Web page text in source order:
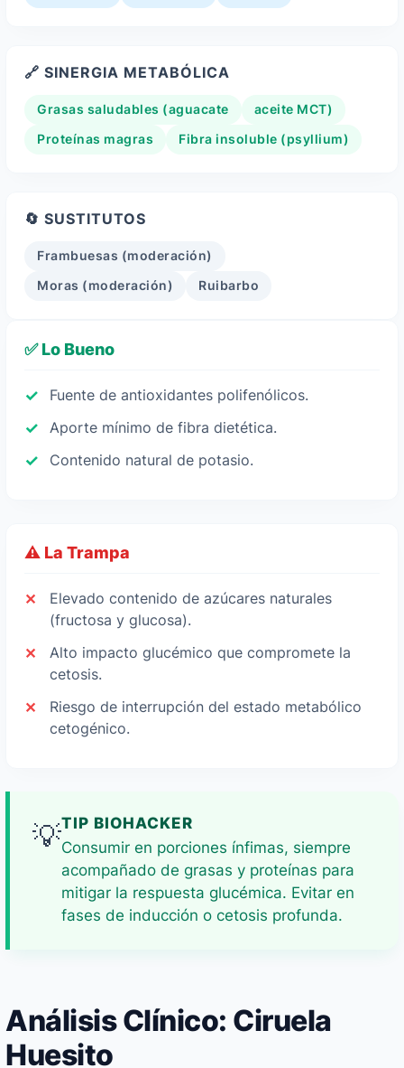
🔗 SINERGIA METABÓLICA
Grasas saludables (aguacate aceite MCT)
Proteínas magras Fibra insoluble (psyllium)
🔄 SUSTITUTOS
Frambuesas (moderación)
Moras (moderación) Ruibarbo
✅ Lo Bueno
Fuente de antioxidantes polifenólicos.
Aporte mínimo de fibra dietética.
Contenido natural de potasio.
⚠️ La Trampa
Elevado contenido de azúcares naturales
(fructosa y glucosa).
Alto impacto glucémico que compromete la
cetosis.
Riesgo de interrupción del estado metabólico
cetogénico.
💡TIP BIOHACKER
Consumir en porciones ínfimas, siempre
acompañado de grasas y proteínas para
mitigar la respuesta glucémica. Evitar en
fases de inducción o cetosis profunda.
Análisis Clínico: Ciruela
Huesito